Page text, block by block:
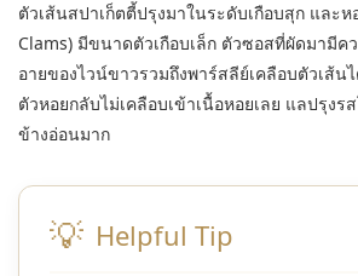
ตัวเส้นสปาเก็ตตี้ปรุงมาในระดับเกือบสุก และ
Clams) มีขนาดตัวเกือบเล็ก ตัวซอสที่ผัดมามี
อายของไวน์ขาวรวมถึงพาร์สลีย์เคลือบตัวเส้น
ตัวหอยกลับไม่เคลือบเข้าเนื้อหอยเลย แลปรุง
ข้างอ่อนมาก
💡 Helpful Tip